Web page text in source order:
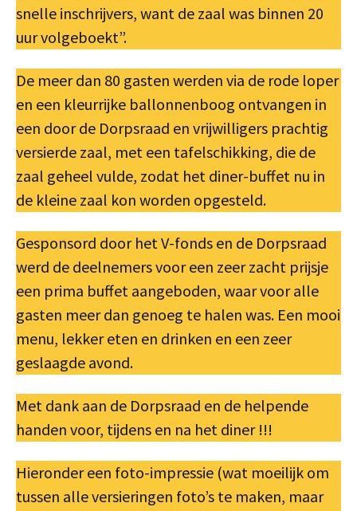
snelle inschrijvers, want de zaal was binnen 20
uur volgeboekt”.
De meer dan 80 gasten werden via de rode loper
en een kleurrijke ballonnenboog ontvangen in
een door de Dorpsraad en vrijwilligers prachtig
versierde zaal, met een tafelschikking, die de
zaal geheel vulde, zodat het diner-buffet nu in
de kleine zaal kon worden opgesteld.
Gesponsord door het V-fonds en de Dorpsraad
werd de deelnemers voor een zeer zacht prijsje
een prima buffet aangeboden, waar voor alle
gasten meer dan genoeg te halen was. Een mooi
menu, lekker eten en drinken en een zeer
geslaagde avond.
Met dank aan de Dorpsraad en de helpende
handen voor, tijdens en na het diner !!!
Hieronder een foto-impressie (wat moeilijk om
tussen alle versieringen foto’s te maken, maar